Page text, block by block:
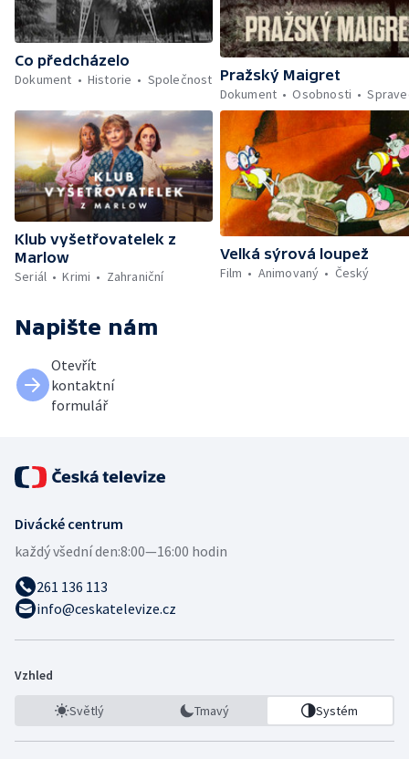
Co předcházelo
Dokument
Historie Společnost Pražský Maigret
Dokument
Osobnosti
Klub vyšetřovatelek z
Marlow
Seriál
Krimi Zahraniční
Velká sýrová loupež
Film
Animovaný Český
Napište nám
Otevřít
kontaktní
formulář
Divácké centrum
každý všední den:8:00—16:00 hodin
261 136 113
info@ceskatelevize.cz
Vzhled
Světlý Tmavý Systém